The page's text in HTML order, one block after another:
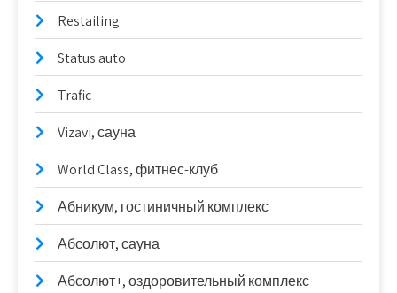
Restailing
Status auto
Trafic
Vizavi, сауна
World Class, фитнес-клуб
Абникум, гостиничный комплекс
Абсолют, сауна
Абсолют+, оздоровительный комплекс